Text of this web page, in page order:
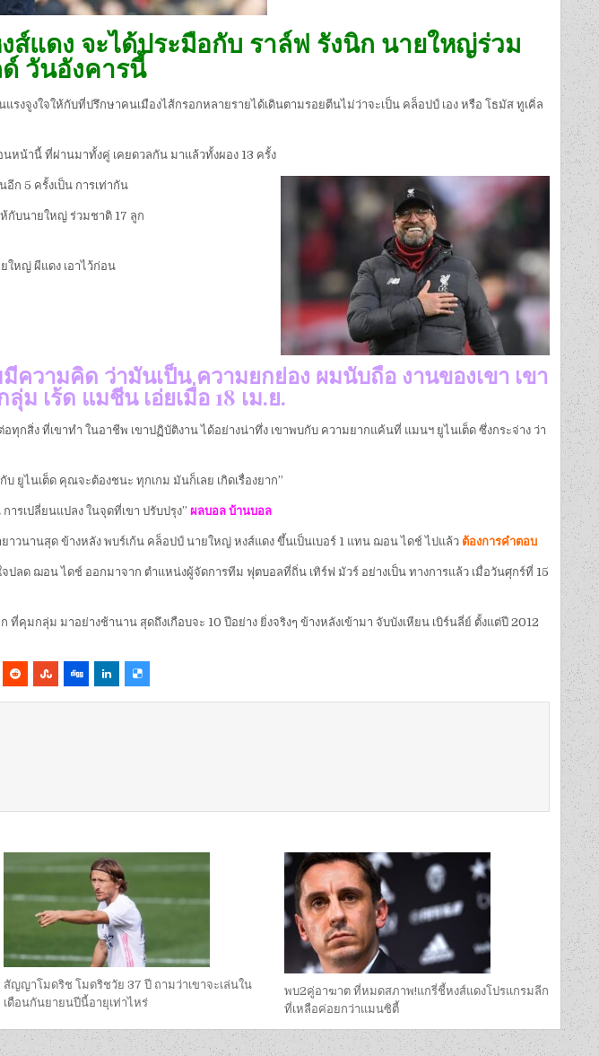
ส์แดง จะได้ประมือกับ ราล์ฟ รังนิก นายใหญ่ร่วม
วันอังคารนี้
รงจูงใจให้กับที่ปรึกษาคนเมืองไส้กรอกหลายรายได้เดินตามรอยตีนไม่ว่าจะเป็น คล็อปป์ เอง หรือ โธมัส ทูเคิ่ล
หน้านี้ ที่ผ่านมาทั้งคู่ เคยดวลกัน มาแล้วทั้งผอง 13 ครั้ง
ก 5 ครั้งเป็น การเท่ากัน
ห้กับนายใหญ่ ร่วมชาติ 17 ลูก
ใหญ่ ผีแดง เอาไว้ก่อน
ความคิด ว่ามันเป็น ความยกย่อง ผมนับถือ งานของเขา เขา
ม เร้ด แมชีน เอ่ยเมื่อ 18 เม.ย.
กสิ่ง ที่เขาทำ ในอาชีพ เขาปฏิบัติงาน ได้อย่างน่าทึ่ง เขาพบกับ ความยากแค้นที่ แมนฯ ยูไนเต็ด ซึ่งกระจ่าง ว่า
ยูไนเต็ด คุณจะต้องชนะ ทุกเกม มันก็เลย เกิดเรื่องยาก”
รเปลี่ยนแปลง ในจุดที่เขา ปรับปรุง” ผลบอล บ้านบอล
าวนานสุด ข้างหลัง พบร์เก้น คล็อปป์ นายใหญ่ หงส์แดง ขึ้นเป็นเบอร์ 1 แทน ฌอน ไดช์ ไปแล้ว ต้องการคำตอบ
ปลด ฌอน ไดช์ ออกมาจาก ตำแหน่งผู้จัดการทีม ฟุตบอลที่ถิ่น เทิร์ฟ มัวร์ อย่างเป็น ทางการแล้ว เมื่อวันศุกร์ที่ 15
คุมกลุ่ม มาอย่างช้านาน สุดถึงเกือบจะ 10 ปีอย่าง ยิ่งจริงๆ ข้างหลังเข้ามา จับบังเหียน เบิร์นลี่ย์ ตั้งแต่ปี 2012
สัญญาโมดริช โมดริชวัย 37 ปี ถามว่าเขาจะเล่นใน
เดือนกันยายนปีนี้อายุเท่าไหร่
พบ2คู่อาฆาต ที่หมดสภาพ!แกรี่ชี้หงส์แดงโปรแกรมลีก
ที่เหลือค่อยกว่าแมนซิตี้